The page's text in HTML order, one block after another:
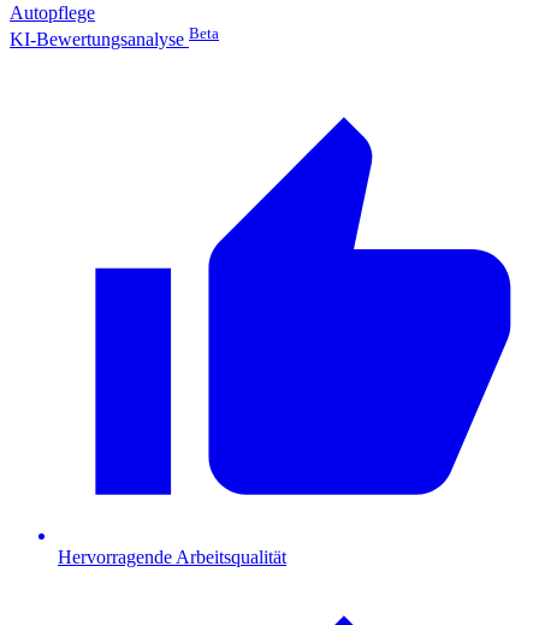
Autopflege
KI-Bewertungsanalyse Beta
Hervorragende Arbeitsqualität